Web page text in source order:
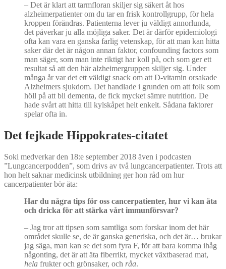
– Det är klart att tarmfloran skiljer sig säkert åt hos
alzheimerpatienter om du tar en frisk kontrollgrupp, för hela
kroppen förändras. Patienterna lever ju väldigt annorlunda,
det påverkar ju alla möjliga saker. Det är därför epidemiologi
ofta kan vara en ganska farlig vetenskap, för att man kan hitta
saker där det är någon annan faktor, confounding factors som
man säger, som man inte riktigt har koll på, och som ger ett
resultat så att den här alzheimergruppen skiljer sig. Under
många år var det ett väldigt snack om att D-vitamin orsakade
Alzheimers sjukdom. Det handlade i grunden om att folk som
höll på att bli dementa, de fick mycket sämre nutrition. De
hade svårt att hitta till kylskåpet helt enkelt. Sådana faktorer
spelar ofta in.
Det fejkade Hippokrates-citatet
Soki medverkar den 18:e september 2018 även i podcasten
”Lungcancerpodden”, som drivs av två lungcancerpatienter. Trots att
hon helt saknar medicinsk utbildning ger hon råd om hur
cancerpatienter bör äta:
Har du några tips för oss cancerpatienter, hur vi kan äta
och dricka för att stärka vårt immunförsvar?
– Jag tror att tipsen som samtliga som forskar inom det här
området skulle se, de är ganska generiska, och det är… brukar
jag säga, man kan se det som fyra F, för att bara komma ihåg
någonting, det är att äta fiberrikt, mycket växtbaserad mat,
hela frukter och grönsaker, och råa.